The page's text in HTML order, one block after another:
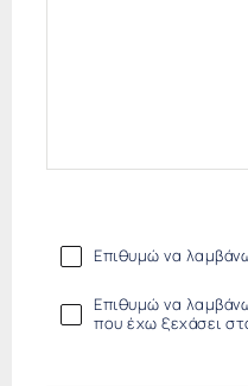
Επιθυμώ να
Επιθυμώ να
που έχω ξεχάσει